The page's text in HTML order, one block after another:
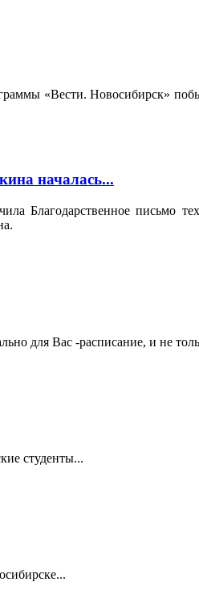
«Вести. Новосибирск»
началась...
Благодарственное письмо
для Вас -расписание, и не
студенты...